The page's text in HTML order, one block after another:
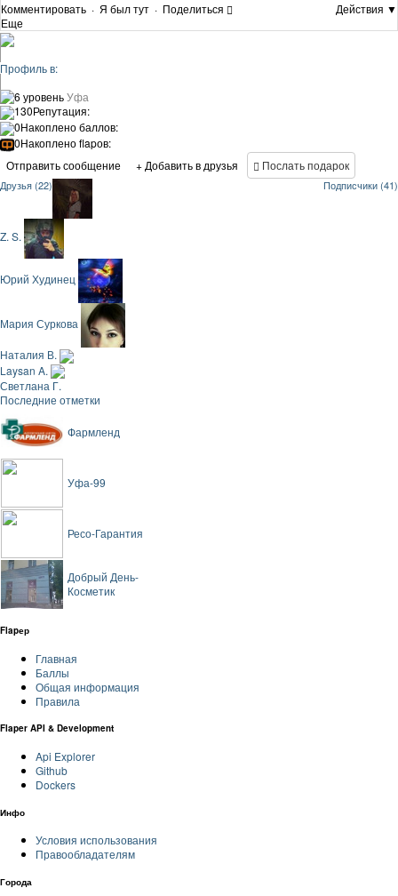
Комментировать · Я был тут · Поделиться
Действия ▼
Еще
Профиль в:
6 уровеньУфа
130Репутация:
0Накоплено баллов:
0Накоплено flapов:
Отправить сообщение
+ Добавить в друзья Послать подарок
Друзья (22) Подписчики (41)
Z. S.
Юрий Худинец
Мария Суркова
Наталия В.
Laysan A.
Светлана Г.
Последние отметки
Фармленд
Уфа-99
Ресо-Гарантия
Добрый День-
Косметик
Flapер
Главная
Баллы
Общая информация
Правила
Flaper API & Development
Api Explorer
Github
Dockers
Инфо
Условия использования
Правообладателям
Города